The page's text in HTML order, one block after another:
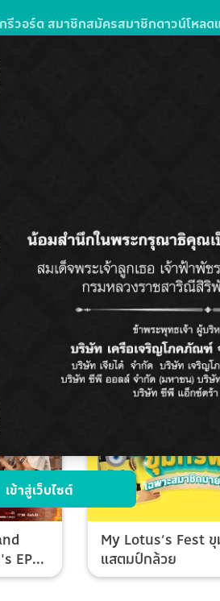
เข้าสู่เว็บไซต์
รีวอร์ด สมาชิกสมัครสมาชิกดาวน์โหลด
สส์มอลล์
จทัวร์
รางวัลละ
EP
My Lotus’s Fest
แสตมป์กล้วย